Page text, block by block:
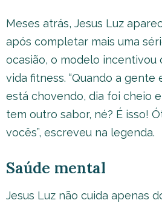
Meses atrás, Jesus Luz
após completar mais uma
ocasião, o modelo incentivou
vida fitness. “Quando a gente
está chovendo, dia foi cheio
tem outro sabor, né? É isso!
vocês”, escreveu na legenda.
Saúde mental
Jesus Luz não cuida apenas